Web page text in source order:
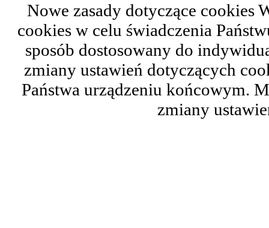
Nowe zasady dotyczące cookies
cookies w celu świadczenia
sposób dostosowany do
zmiany ustawień dotyczących
Państwa urządzeniu końcowym.
zmiany